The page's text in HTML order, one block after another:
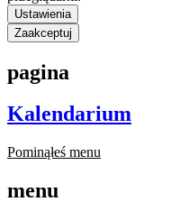
Ustawienia
Zaakceptuj
pagina
Kalendarium
Pominąłeś menu
menu